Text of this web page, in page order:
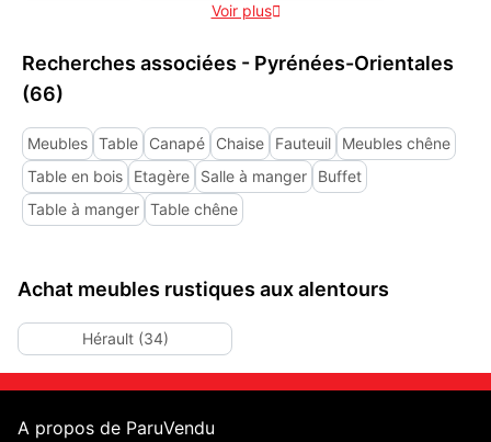
Voir plus
Recherches associées - Pyrénées-Orientales
(66)
Meubles Table Canapé Chaise Fauteuil
Meubles chêne
Table en bois
Etagère Salle à manger
Buffet
Table à manger Table chêne
Achat meubles rustiques aux alentours
Hérault (34)
A propos de ParuVendu